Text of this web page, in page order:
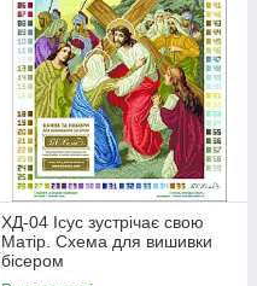
ХД-04 Ісус зустрічає свою
Матір. Схема для вишивки
бісером